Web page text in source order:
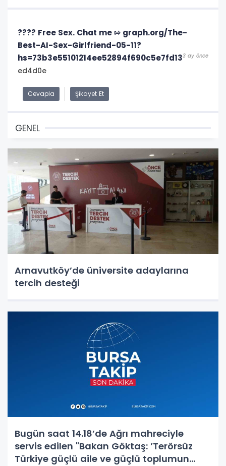
???? Free Sex. Chat me ⇰ graph.org/The-
Best-AI-Sex-Girlfriend-05-11?
hs=73b3e55101214ee52894f690c5e7fd133 ay önce
ed4d0e
Cevapla Şikayet Et
GENEL
Arnavutköy’de üniversite adaylarına
tercih desteği
Bugün saat 14.18’de Ağrı mahreciyle
servis edilen "Bakan Göktaş: ’Terörsüz
Türkiye güçlü aile ve güçlü toplumun